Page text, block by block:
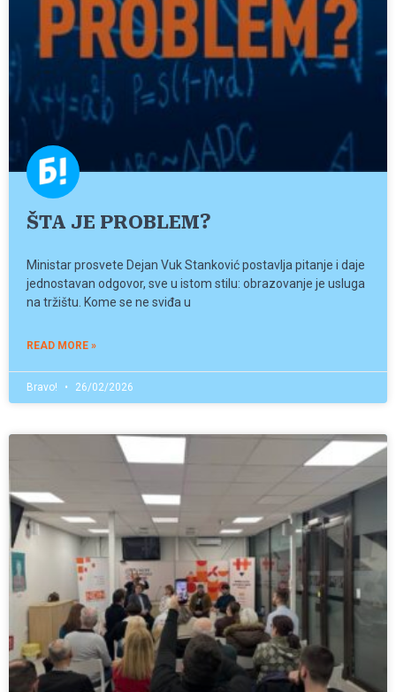
ŠTA JE PROBLEM?
Ministar prosvete Dejan Vuk Stanković postavlja pitanje i daje
jednostavan odgovor, sve u istom stilu: obrazovanje je usluga
na tržištu. Kome se ne sviđa u
READ MORE »
Bravo! 26/02/2026